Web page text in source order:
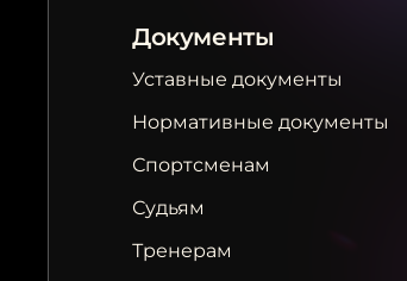
Документы
Уставные документы
Нормативные документы
Спортсменам
Судьям
Тренерам